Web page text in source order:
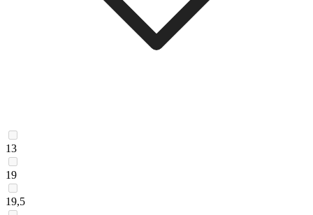
13
19
19,5